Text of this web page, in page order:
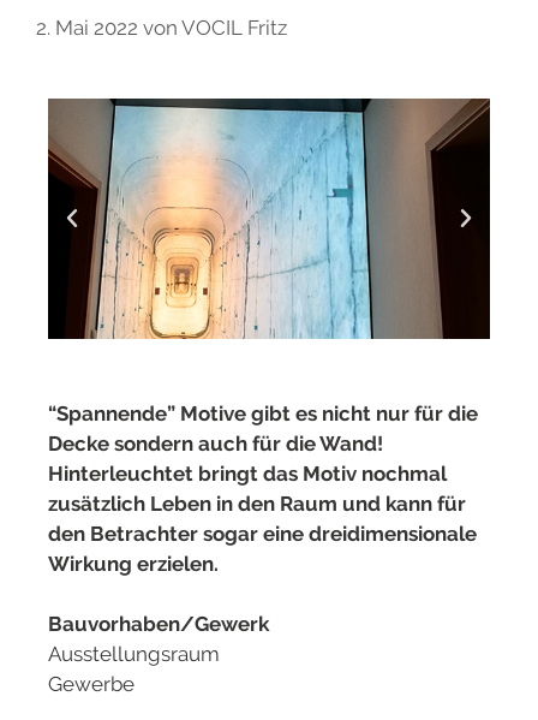
2. Mai 2022 von VOCIL Fritz
“Spannende” Motive gibt es nicht nur für die
Decke sondern auch für die Wand!
Hinterleuchtet bringt das Motiv nochmal
zusätzlich Leben in den Raum und kann für
den Betrachter sogar eine dreidimensionale
Wirkung erzielen.
Bauvorhaben/Gewerk
Ausstellungsraum
Gewerbe